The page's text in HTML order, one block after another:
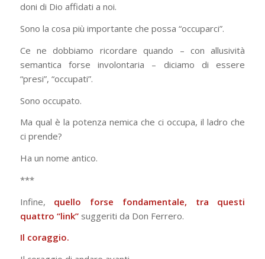
doni di Dio affidati a noi.
Sono la cosa più importante che possa “occuparci”.
Ce ne dobbiamo ricordare quando – con allusività
semantica forse involontaria – diciamo di essere
“presi”, “occupati”.
Sono occupato.
Ma qual è la potenza nemica che ci occupa, il ladro che
ci prende?
Ha un nome antico.
***
Infine, quello forse fondamentale, tra questi
quattro “link”suggeriti da Don Ferrero.
Il coraggio.